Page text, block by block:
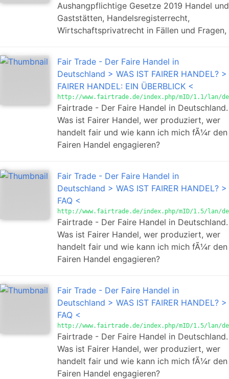
Aushangpflichtige Gesetze 2019 Handel und
Gaststätten, Handelsregisterrecht,
Wirtschaftsprivatrecht in Fällen und Fragen,
Fair Trade - Der Faire Handel in
Deutschland > WAS IST FAIRER HANDEL? >
FAIRER HANDEL: EIN ÜBERBLICK <
http://www.fairtrade.de/index.php/mID/1.1/lan/
Fairtrade - Der Faire Handel in Deutschland.
Was ist Fairer Handel, wer produziert, wer
handelt fair und wie kann ich mich fÃ¼r den
Fairen Handel engagieren?
Fair Trade - Der Faire Handel in
Deutschland > WAS IST FAIRER HANDEL? >
FAQ <
http://www.fairtrade.de/index.php/mID/1.5/lan/de/
Fairtrade - Der Faire Handel in Deutschland.
Was ist Fairer Handel, wer produziert, wer
handelt fair und wie kann ich mich fÃ¼r den
Fairen Handel engagieren?
Fair Trade - Der Faire Handel in
Deutschland > WAS IST FAIRER HANDEL? >
FAQ <
http://www.fairtrade.de/index.php/mID/1.5/lan/de/
Fairtrade - Der Faire Handel in Deutschland.
Was ist Fairer Handel, wer produziert, wer
handelt fair und wie kann ich mich fÃ¼r den
Fairen Handel engagieren?